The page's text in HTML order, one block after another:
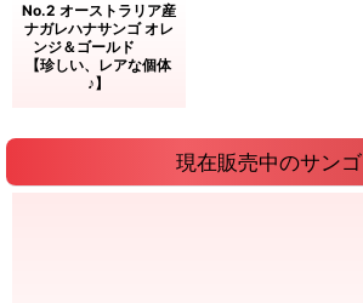
No.2 オーストラリア産
ナガレハナサンゴ オレ
ンジ＆ゴールド
【珍しい、レアな個体
♪】
現在販売中のサンゴ